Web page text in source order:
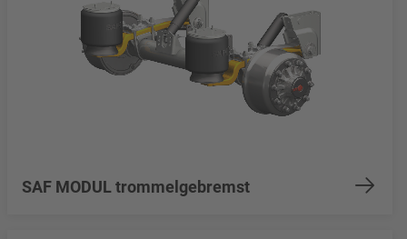
SAF MODUL trommelgebremst